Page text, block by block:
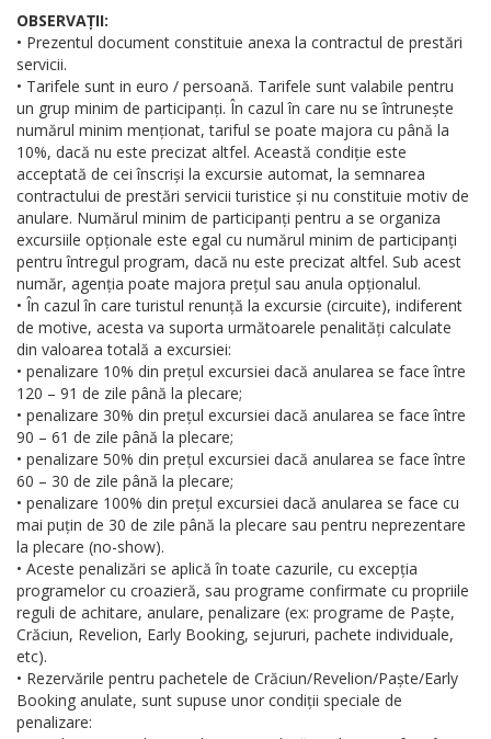
OBSERVAȚII:
• Prezentul document constituie anexa la contractul de prestări
servicii.
• Tarifele sunt in euro / persoană. Tarifele sunt valabile pentru
un grup minim de participanți. În cazul în care nu se întrunește
numărul minim menționat, tariful se poate majora cu până la
10%, dacă nu este precizat altfel. Această condiție este
acceptată de cei înscriși la excursie automat, la semnarea
contractului de prestări servicii turistice și nu constituie motiv de
anulare. Numărul minim de participanți pentru a se organiza
excursiile opționale este egal cu numărul minim de participanți
pentru întregul program, dacă nu este precizat altfel. Sub acest
număr, agenția poate majora prețul sau anula opționalul.
• În cazul în care turistul renunță la excursie (circuite), indiferent
de motive, acesta va suporta următoarele penalități calculate
din valoarea totală a excursiei:
• penalizare 10% din prețul excursiei dacă anularea se face între
120 – 91 de zile până la plecare;
• penalizare 30% din prețul excursiei dacă anularea se face între
90 – 61 de zile până la plecare;
• penalizare 50% din prețul excursiei dacă anularea se face între
60 – 30 de zile până la plecare;
• penalizare 100% din prețul excursiei dacă anularea se face cu
mai puțin de 30 de zile până la plecare sau pentru neprezentare
la plecare (no-show).
• Aceste penalizări se aplică în toate cazurile, cu excepția
programelor cu croazieră, sau programe confirmate cu propriile
reguli de achitare, anulare, penalizare (ex: programe de Paște,
Crăciun, Revelion, Early Booking, sejururi, pachete individuale,
etc).
• Rezervările pentru pachetele de Crăciun/Revelion/Paște/Early
Booking anulate, sunt supuse unor condiții speciale de
penalizare: